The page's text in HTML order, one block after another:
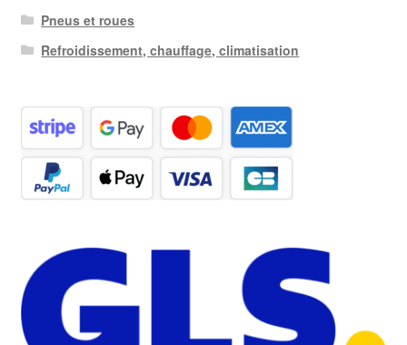
Pneus et roues
Refroidissement, chauffage, climatisation